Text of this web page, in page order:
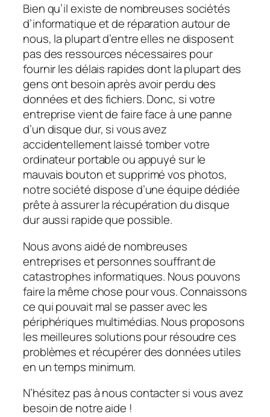
Bien qu’il existe de nombreuses sociétés
d’informatique et de réparation autour de
nous, la plupart d’entre elles ne disposent
pas des ressources nécessaires pour
fournir les délais rapides dont la plupart des
gens ont besoin après avoir perdu des
données et des fichiers. Donc, si votre
entreprise vient de faire face à une panne
d’un disque dur, si vous avez
accidentellement laissé tomber votre
ordinateur portable ou appuyé sur le
mauvais bouton et supprimé vos photos,
notre société dispose d’une équipe dédiée
prête à assurer la récupération du disque
dur aussi rapide que possible.
Nous avons aidé de nombreuses
entreprises et personnes souffrant de
catastrophes informatiques. Nous pouvons
faire la même chose pour vous. Connaissons
ce qui pouvait mal se passer avec les
périphériques multimédias. Nous proposons
les meilleures solutions pour résoudre ces
problèmes et récupérer des données utiles
en un temps minimum.
N’hésitez pas à nous contacter si vous avez
besoin de notre aide !